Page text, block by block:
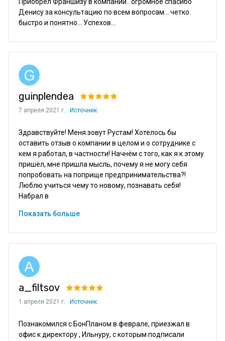
Денису за консультацию по всем вопросам... четко.
быстро и понятно... Успехов...
guinplendea
7 апреля 2021 г. Источник
Здравствуйте! Меня зовут Рустам! Хотелось бы
оставить отзыв о компании в целом и о сотруднике с
кем я работал, в частности! Начнём с того, как я к этому
пришёл, мне пришла мысль, почему я не могу себя
попробовать на поприще предпринимательства?!
Люблю учиться чему то новому, познавать себя!
Набрал в
Показать больше
a_filtsov
1 апреля 2021 г. Источник
Познакомился с БонПланом в феврале, приезжал в
офис к директору , Ильнуру, с которым подписали